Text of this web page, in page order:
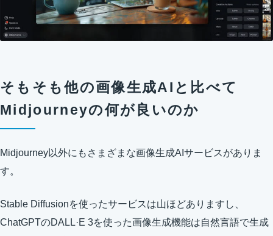
そもそも他の画像生成AIと比べて
Midjourneyの何が良いのか
Midjourney以外にもさまざまな画像生成AIサービスがありま
す。
Stable Diffusionを使ったサービスは山ほどありますし、
ChatGPTのDALL·E 3を使った画像生成機能は自然言語で生成